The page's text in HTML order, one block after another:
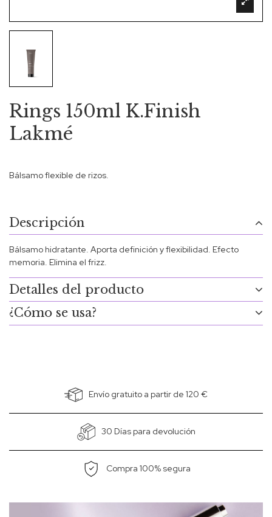
Rings 150ml K.Finish
Lakmé
Bálsamo flexible de rizos.
Descripción
Bálsamo hidratante. Aporta definición y flexibilidad. Efecto
memoria. Elimina el frizz.
Detalles del producto
¿Cómo se usa?
Envío gratuito a partir de 120 €
30 Días para devolución
Compra 100% segura